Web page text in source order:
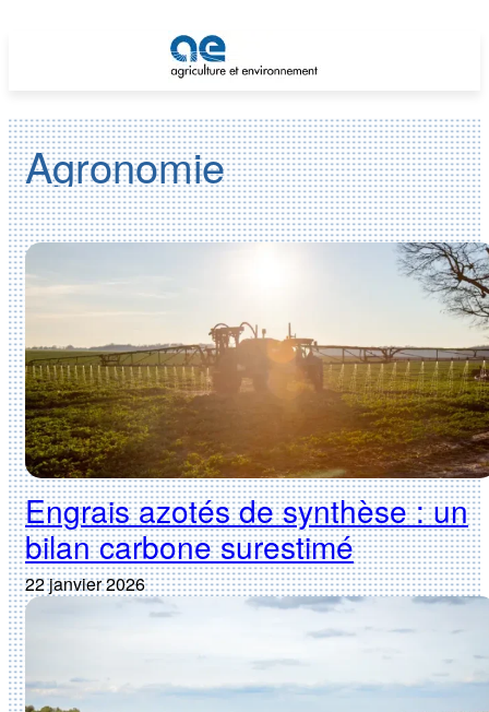
Agronomie
Engrais azotés de synthèse : un
bilan carbone surestimé
22 janvier 2026